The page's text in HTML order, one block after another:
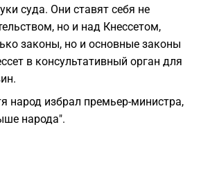
суда. Они ставят себя не
но и над Кнессетом,
законы, но и основные законы
в консультативный орган для
народ избрал премьер-министра,
народа".